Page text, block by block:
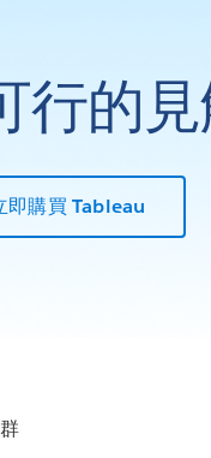
的見
即購買 Tableau